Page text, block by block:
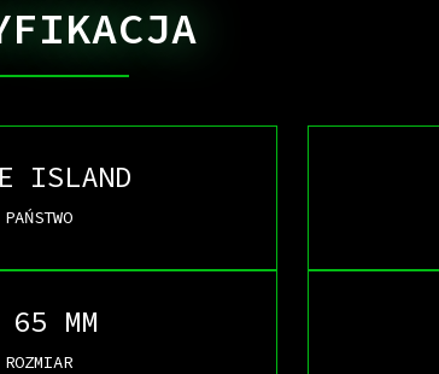
ISLAND
PAŃSTWO
MM
ROZMIAR